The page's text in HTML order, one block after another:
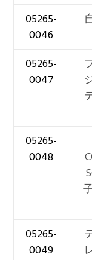
05265-
0046
05265-
0047
05265-
0048
05265-
0049